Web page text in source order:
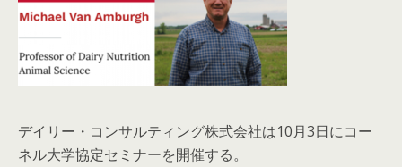
デイリー・コンサルティング株式会社は10月3日にコー
ネル大学協定セミナーを開催する。